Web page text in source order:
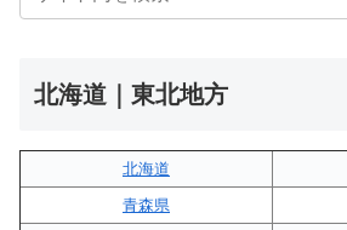
北海道｜東北地方
北海道
青森県